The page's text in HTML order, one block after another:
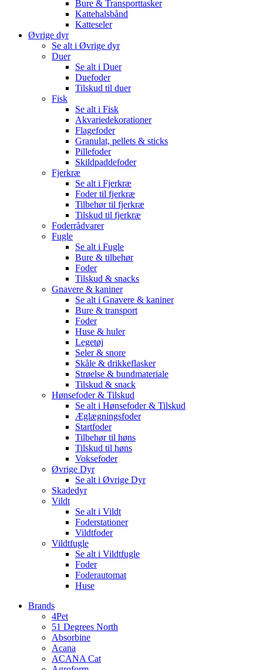
Bure & Transporttasker
Kattehalsbånd
Katteseler
Øvrige dyr
Se alt i Øvrige dyr
Duer
Se alt i Duer
Duefoder
Tilskud til duer
Fisk
Se alt i Fisk
Akvariedekorationer
Flagefoder
Granulat, pellets & sticks
Pillefoder
Skildpaddefoder
Fjerkræ
Se alt i Fjerkræ
Foder til fjerkræ
Tilbehør til fjerkræ
Tilskud til fjerkræ
Foderrådvarer
Fugle
Se alt i Fugle
Bure & tilbehør
Foder
Tilskud & snacks
Gnavere & kaniner
Se alt i Gnavere & kaniner
Bure & transport
Foder
Huse & huler
Legetøj
Seler & snore
Skåle & drikkeflasker
Strøelse & bundmateriale
Tilskud & snack
Hønsefoder & Tilskud
Se alt i Hønsefoder & Tilskud
Æglægningsfoder
Startfoder
Tilbehør til høns
Tilskud til høns
Voksefoder
Øvrige Dyr
Se alt i Øvrige Dyr
Skadedyr
Vildt
Se alt i Vildt
Foderstationer
Vildtfoder
Vildtfugle
Se alt i Vildtfugle
Foder
Foderautomat
Huse
Brands
4Pet
51 Degrees North
Absorbine
Acana
ACANA Cat